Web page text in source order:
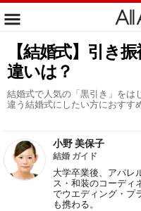
【結婚式】引き
違いは？
結婚式で人気の「黒引き」をは
違う結婚式にしたい方におすす
小野 美保子
結婚 ガイド
大学卒業後、アパレ
ス・和装のコーディ
でウエディング・プ
も携わる。